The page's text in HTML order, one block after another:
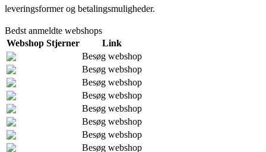
leveringsformer og betalingsmuligheder.
Bedst anmeldte webshops
Webshop Stjerner
Link
Besøg webshop
Besøg webshop
Besøg webshop
Besøg webshop
Besøg webshop
Besøg webshop
Besøg webshop
Besøg webshop